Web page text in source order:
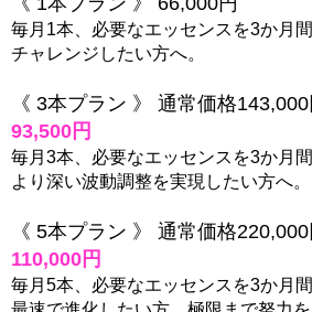
毎月1本、必要なエッセンスを3か月
チャレンジしたい方へ。
《 3本プラン 》 通常価格
93,500円
毎月3本、必要なエッセンスを3か月間
より深い波動調整を実現したい方へ。
《 5本プラン 》 通常価格
110,000円
毎月5本、必要なエッセンスを3か月間